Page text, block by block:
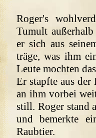
Roger's
Tumult
er sich aus
träge, was ihm
Leute mochten
Er stapfte aus
an ihm vorbei
still. Roger stand
und bemerkte
Raubtier.